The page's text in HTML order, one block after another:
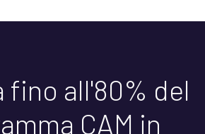
fino all'80% del
CAM in